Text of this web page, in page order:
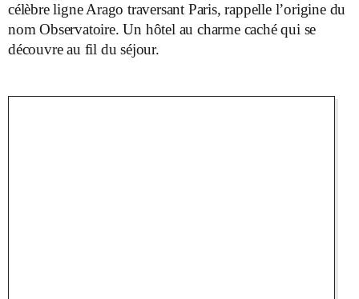
célèbre ligne Arago traversant Paris, rappelle l’origine du
nom Observatoire. Un hôtel au charme caché qui se
découvre au fil du séjour.